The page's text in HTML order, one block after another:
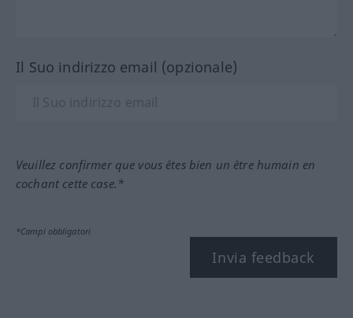
Il Suo indirizzo email (opzionale)
Veuillez confirmer que vous êtes bien un être humain en
cochant cette case.*
*Campi obbligatori
Invia feedback